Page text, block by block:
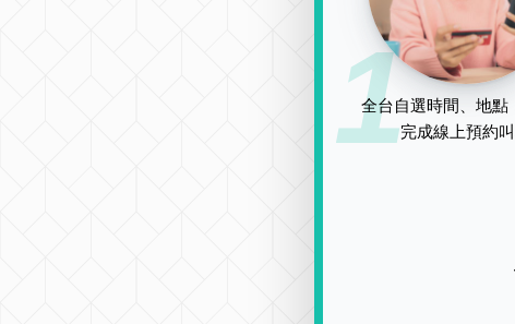
1
全台自選時間、地點
完成線上預約